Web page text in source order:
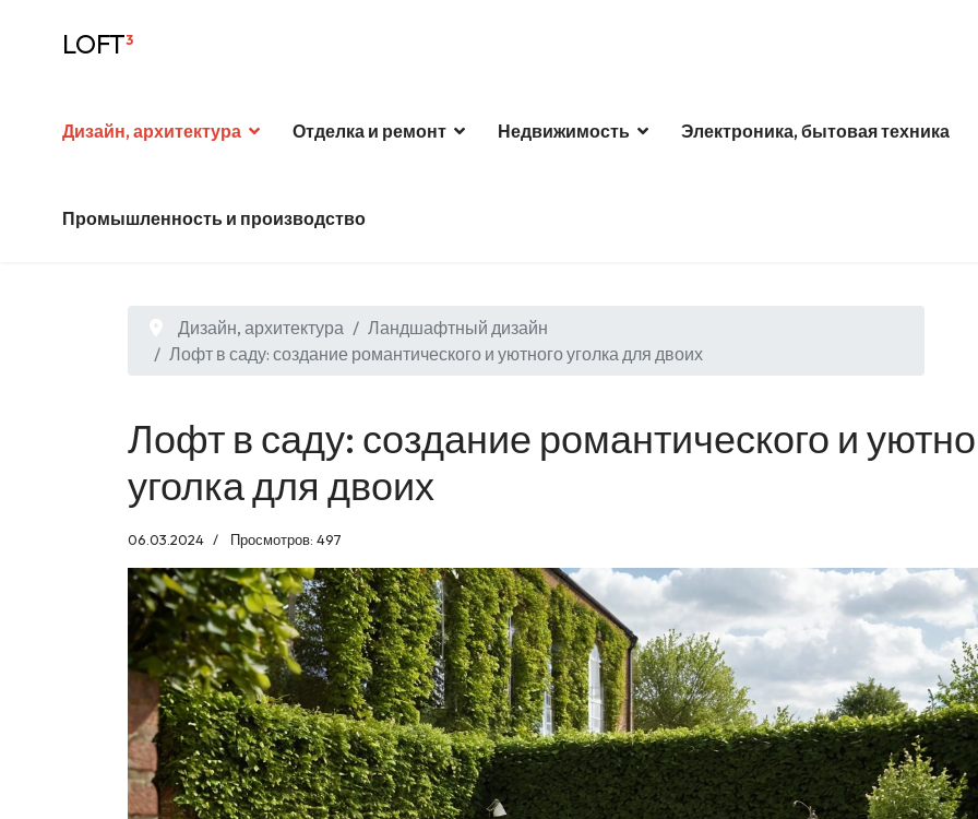
LOFT³
Дизайн, архитектура Отделка и ремонт Недвижимость Электроника, бытовая техника
Промышленность и производство
Дизайн, архитектура
Ландшафтный дизайн
Лофт в саду: создание романтического и уютного уголка для двоих
Лофт в саду: создание романтического и
уголка для двоих
06.03.2024 Просмотров: 497